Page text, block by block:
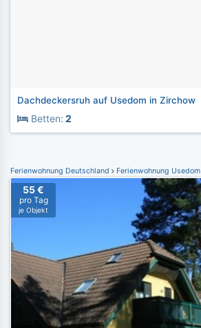
Dachdeckersruh auf Usedom in Zirchow
Betten: 2
Ferienwohnung Deutschland Ferienwohnung Usedom
55 €
pro Tag
je Objekt